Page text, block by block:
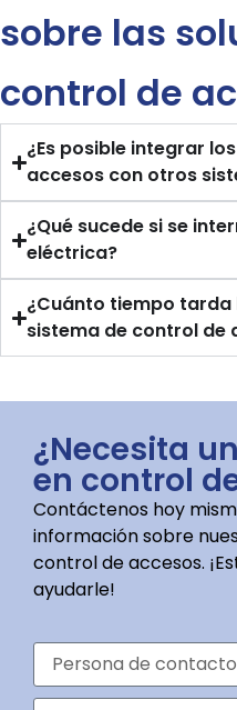
sobre las
control de
¿Es posible integrar
accesos con otros
¿Qué sucede si se
eléctrica?
¿Cuánto tiempo tarda
sistema de control de
¿Necesita
en control
Contáctenos hoy
información sobre
control de accesos.
ayudarle!